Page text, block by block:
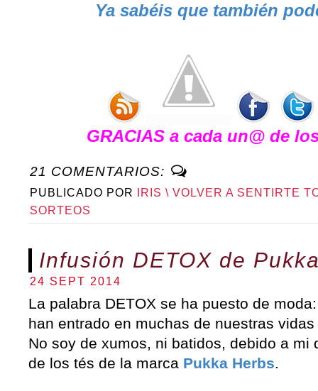
Ya sabéis que también
GRACIAS a cada un@ de
21 COMENTARIOS:
PUBLICADO POR
IRIS \ VOLVER A SENTIRTE
SORTEOS
Infusión DETOX de
24 SEPT 2014
La palabra DETOX se ha puesto de
han entrado en muchas de nuestras
No soy de xumos, ni batidos, debido a
de los tés de la marca Pukka Herbs.